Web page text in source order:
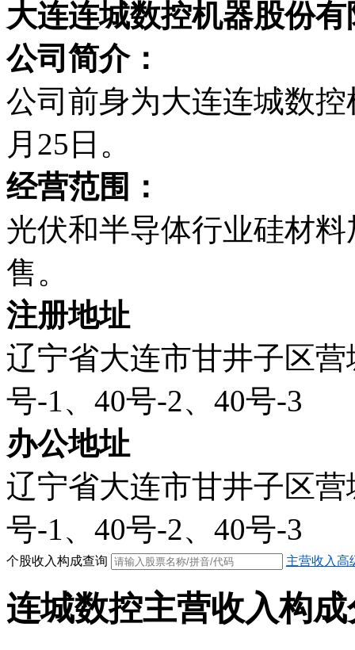
大连连城数控机器股份有
公司简介：
公司前身为大连连城数
月25日。
经营范围：
光伏和半导体行业硅材
售。
注册地址
辽宁省大连市甘井子区
号-1、40号-2、40号-3
办公地址
辽宁省大连市甘井子区
号-1、40号-2、40号-3
个股收入构成查询 主营收入高
连城数控主营收入构